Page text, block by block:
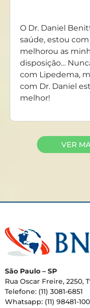
O Dr. Daniel
saúde, estou
melhorou as
disposição…
com Lipedema,
com Dr. Daniel
melhor!
VER
São Paulo – SP
Rua Oscar Freire, 2250,
Telefone: (11) 3081-6851
Whatsapp: (11) 98481-